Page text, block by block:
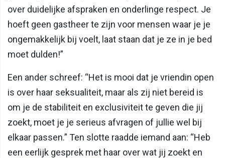
over duidelijke afspraken en onderlinge respect. Je
hoeft geen gastheer te zijn voor mensen waar je je
ongemakkelijk bij voelt, laat staan dat je ze in je bed
moet dulden!”
Een ander schreef: “Het is mooi dat je vriendin open
is over haar seksualiteit, maar als zij niet bereid is
om je de stabiliteit en exclusiviteit te geven die jij
zoekt, moet je je serieus afvragen of jullie wel bij
elkaar passen.” Ten slotte raadde iemand aan: “Heb
een eerlijk gesprek met haar over wat jij zoekt en